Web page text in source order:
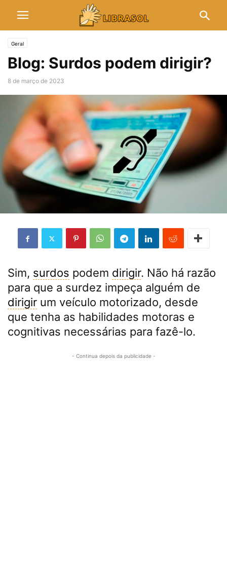
Geral
Blog: Surdos podem dirigir?
8 de março de 2023
Sim, surdos podem dirigir. Não há razão
para que a surdez impeça alguém de
dirigir um veículo motorizado, desde
que tenha as habilidades motoras e
cognitivas necessárias para fazê-lo.
- Continua depois da publicidade -